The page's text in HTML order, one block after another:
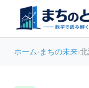
ホーム›まちの未来›